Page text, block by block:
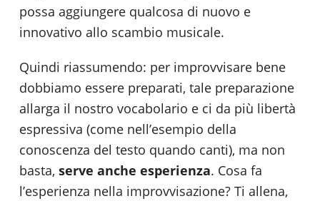
possa aggiungere qualcosa di nuovo e
innovativo allo scambio musicale.
Quindi riassumendo: per improvvisare bene
dobbiamo essere preparati, tale preparazione
allarga il nostro vocabolario e ci da più libertà
espressiva (come nell’esempio della
conoscenza del testo quando canti), ma non
basta, serve anche esperienza. Cosa fa
l’esperienza nella improvvisazione? Ti allena,